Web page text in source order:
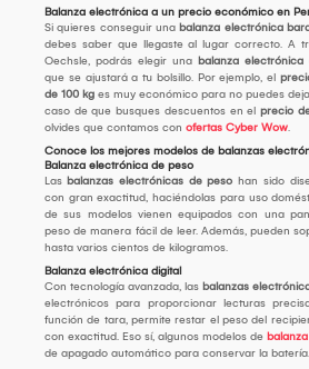
Balanza electrónica a un precio económico en
Si quieres conseguir una balanza electrónica
debes saber que llegaste al lugar correcto. A
Oechsle, podrás elegir una balanza
que se ajustará a tu bolsillo. Por ejemplo, el
de 100 kg es muy económico para no puedes
caso de que busques descuentos en el precio
olvides que contamos con ofertas Cyber Wow.
Conoce los mejores modelos de balanzas
Balanza electrónica de peso
Las balanzas electrónicas de peso han sido
con gran exactitud, haciéndolas para uso
de sus modelos vienen equipados con una
peso de manera fácil de leer. Además, pueden
hasta varios cientos de kilogramos.
Balanza electrónica digital
Con tecnología avanzada, las balanzas
electrónicos para proporcionar lecturas
función de tara, permite restar el peso del
con exactitud. Eso sí, algunos modelos de
de apagado automático para conservar la batería.